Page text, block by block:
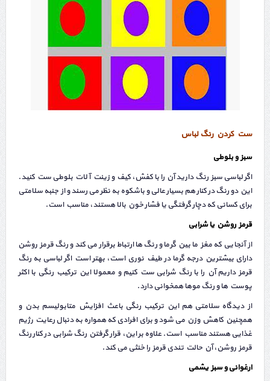
ست کردن رنگ لباس
سبز و بلوطی
اگر لباسی سبز رنگ دارید آن را با کفش، کیف و زینت آلات بلوطی ست کنید.
این دو رنگ در کنار هم بسیار عالی و باشکوه به نظر می رسند و از جنبه سلامتی
برای کسانی که دچار گرفتگی یا فشار خون بالا هستند، مناسب است.
قرمز روشن یا شرابی
از آنجایی که مغز ما بین گرما و رنگ ها ارتباط برقرار می کند و رنگ قرمز روشن
دارای بیشترین درجه گرما در طیف نوری است، بهتر است اگر لباسی به رنگ
قرمز داریم آن را با رنگ شرابی ست کنیم و معمولا این ترکیب رنگی با اکثر
پوست ها و رنگ موها همخوانی دارد.
از دیدگاه سلامتی هم این ترکیب رنگی باعث افزایش متابولیسم بدن و
همچنین کاهش وزن می شود و برای افرادی که همواره به دنبال رعایت رژیم
غذایی هستند مناسب است. علاوه بر این، قرار گرفتن رنگ شرابی در کنار رنگ
قرمز روشن، آن حالت تندی قرمز را خنثی می کند.
ارغوانی و سبز یشمی